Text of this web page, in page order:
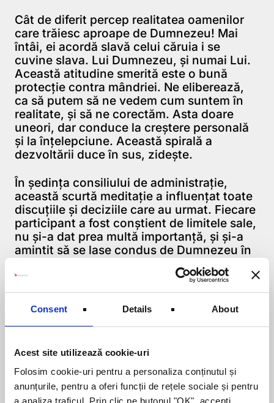
Consent Details About
Acest site utilizează cookie-uri
Folosim cookie-uri pentru a personaliza conținutul și
anunțurile, pentru a oferi funcții de rețele sociale și pentru
a analiza traficul. Prin clic pe butonul "OK", accepţi
Cât de diferit percep realitatea oamenilor
care trăiesc aproape de Dumnezeu! Mai
întâi, ei acordă slavă celui căruia i se
cuvine slava. Lui Dumnezeu, şi numai Lui.
Această atitudine smerită este o bună
protecţie contra mândriei. Ne eliberează,
ca să putem să ne vedem cum suntem în
realitate, şi să ne corectăm. Asta doare
uneori, dar conduce la creştere personală
şi la înţelepciune. Această spirală a
dezvoltării duce în sus, zideşte.
În şedinţa consiliului de administraţie,
această scurtă meditaţie a influenţat toate
discuţiile şi deciziile care au urmat. Fiecare
participant a fost conştient de limitele sale,
nu şi-a dat prea multă importanţă, şi şi-a
amintit să se lase condus de Dumnezeu în
toate lucrurile. Cel mai extraordinar lucru:
chiar şi pentru participanţii care nu
proveneau dintr-un mediu evanghelic,
aceste cuvinte din Biblie au avut putere şi
au fost benefice. Fiecare a fost stimulat să
reflecteze.
Lupta împotriva eroziunii cere o conducere
dedicată. Conducere înseamnă asumarea
răspunderii şi infuenţarea constructivă a
proceselor. Nu este suficient să ne mâniem